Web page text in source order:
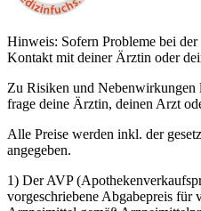
Hinweis: Sofern Probleme bei
Kontakt mit deiner Ärztin oder
Zu Risiken und Nebenwirkungen
frage deine Ärztin, deinen Arzt
Alle Preise werden inkl. der
angegeben.
1) Der AVP
vorgeschriebene Abgabepreis für